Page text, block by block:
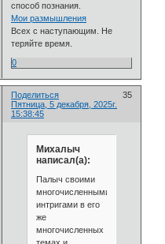
способ познания.
Мои размышления
Всех с наступающим. Не
теряйте время.
0
Поделиться
35
Пятница, 5 декабря, 2025г.
15:38:45
Михалыч
написал(а):
Палыч своими
многочисленными
интригами в его
же
многочисленных